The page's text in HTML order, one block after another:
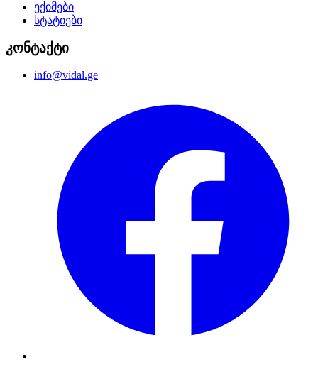
ექიმები
სტატიები
კონტაქტი
info@vidal.ge